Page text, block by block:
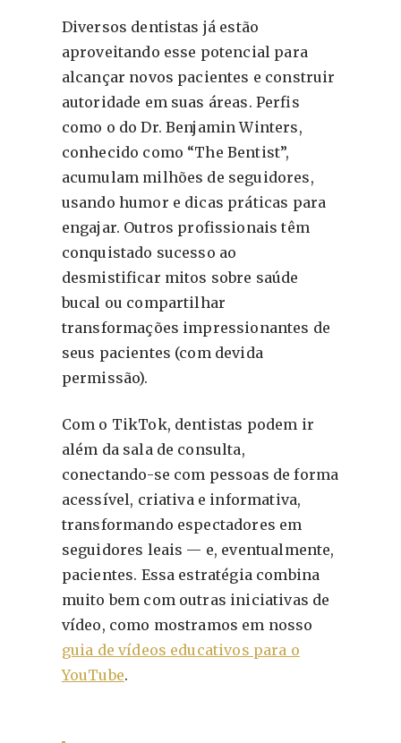
Diversos dentistas já estão
aproveitando esse potencial para
alcançar novos pacientes e construir
autoridade em suas áreas. Perfis
como o do Dr. Benjamin Winters,
conhecido como “The Bentist”,
acumulam milhões de seguidores,
usando humor e dicas práticas para
engajar. Outros profissionais têm
conquistado sucesso ao
desmistificar mitos sobre saúde
bucal ou compartilhar
transformações impressionantes de
seus pacientes (com devida
permissão).
Com o TikTok, dentistas podem ir
além da sala de consulta,
conectando-se com pessoas de forma
acessível, criativa e informativa,
transformando espectadores em
seguidores leais — e, eventualmente,
pacientes. Essa estratégia combina
muito bem com outras iniciativas de
vídeo, como mostramos em nosso
guia de vídeos educativos para o
YouTube.